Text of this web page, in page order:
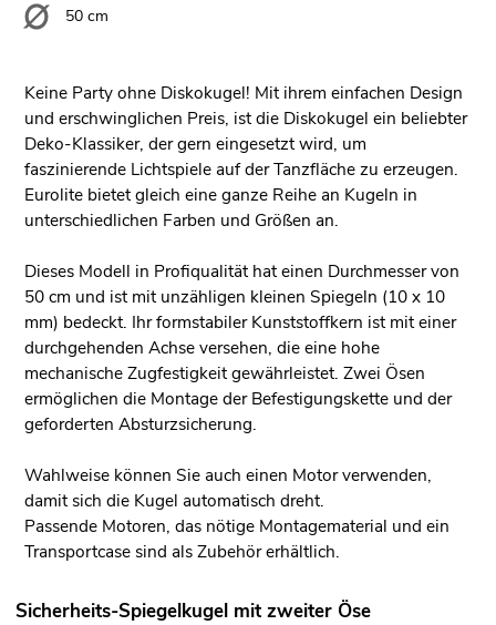
50 cm
Keine Party ohne Diskokugel! Mit ihrem einfachen Design
und erschwinglichen Preis, ist die Diskokugel ein beliebter
Deko-Klassiker, der gern eingesetzt wird, um
faszinierende Lichtspiele auf der Tanzfläche zu erzeugen.
Eurolite bietet gleich eine ganze Reihe an Kugeln in
unterschiedlichen Farben und Größen an.
Dieses Modell in Profiqualität hat einen Durchmesser von
50 cm und ist mit unzähligen kleinen Spiegeln (10 x 10
mm) bedeckt. Ihr formstabiler Kunststoffkern ist mit einer
durchgehenden Achse versehen, die eine hohe
mechanische Zugfestigkeit gewährleistet. Zwei Ösen
ermöglichen die Montage der Befestigungskette und der
geforderten Absturzsicherung.
Wahlweise können Sie auch einen Motor verwenden,
damit sich die Kugel automatisch dreht.
Passende Motoren, das nötige Montagematerial und ein
Transportcase sind als Zubehör erhältlich.
Sicherheits-Spiegelkugel mit zweiter Öse